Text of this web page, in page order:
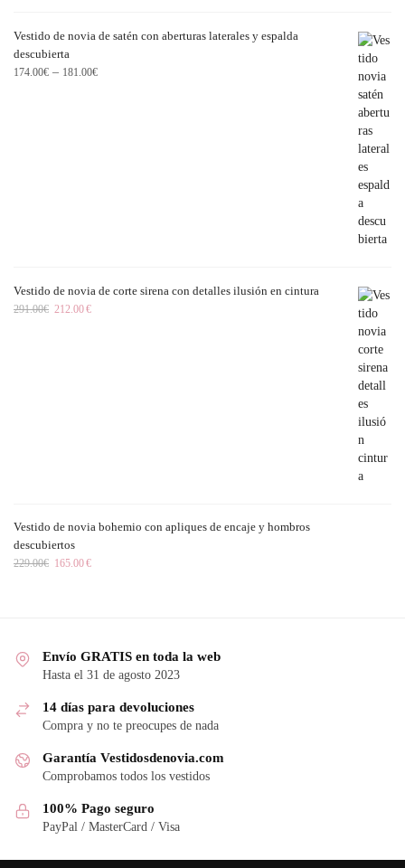
Vestido de novia de satén con aberturas laterales y espalda
descubierta
174.00€ – 181.00€
Vestido de novia de corte sirena con detalles ilusión en cintura
291.00€ 212.00€
Vestido de novia bohemio con apliques de encaje y hombros
descubiertos
229.00€ 165.00€
Envío GRATIS en toda la web
Hasta el 31 de agosto 2023
14 días para devoluciones
Compra y no te preocupes de nada
Garantía Vestidosdenovia.com
Comprobamos todos los vestidos
100% Pago seguro
PayPal / MasterCard / Visa